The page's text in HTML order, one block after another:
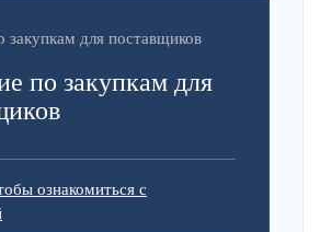
закупкам для поставщиков
по закупкам для
ознакомиться с